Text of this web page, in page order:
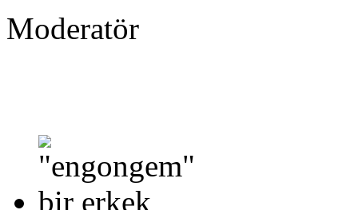
Moderatör